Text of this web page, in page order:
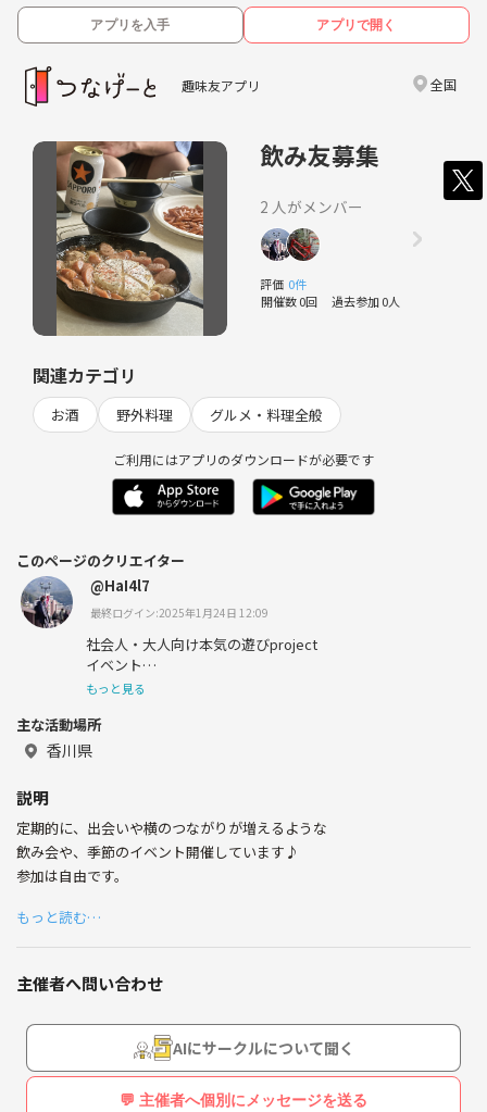
アプリを入手 アプリで開く
趣味友アプリ 全国
飲み友募集
2 人がメンバー
評価 0件
開催数 0回 過去参加 0人
関連カテゴリ
お酒 野外料理 グルメ・料理全般
ご利用にはアプリのダウンロードが必要です
このページのクリエイター
@HaI4l7
最終ログイン:2025年1月24日 12:09
社会人・大人向け本気の遊びproject
イベント
お酒はなんでもオッケー（ワインは除く）
自転車／スノーボード
もっと見る
主な活動場所
香川県
説明
定期的に、出会いや横のつながりが増えるような
飲み会や、季節のイベント開催しています♪
参加は自由です。
もっと読む…
主催者へ問い合わせ
AIにサークルについて聞く
💬 主催者へ個別にメッセージを送る